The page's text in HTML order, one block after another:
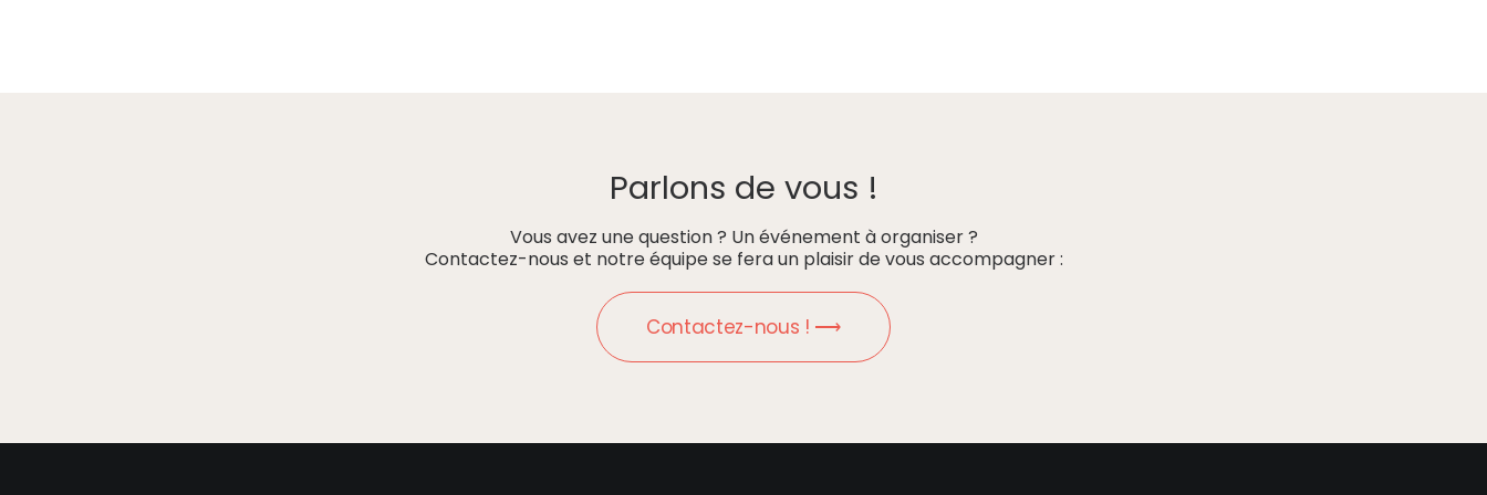
Parlons de vous !
Vous avez une question ? Un événement à organiser ?
Contactez-nous et notre équipe se fera un plaisir de vous accompagner :
Contactez-nous ! ⟶